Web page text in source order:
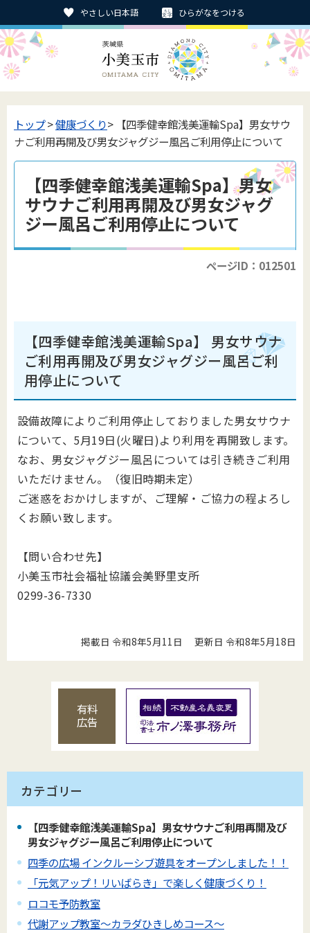
やさしい日本語 ひらがなをつける
トップ>健康づくり> 【四季健幸館浅美運輸Spa】男女サウ
ナご利用再開及び男女ジャグジー風呂ご利用停止について
【四季健幸館浅美運輸Spa】男女
サウナご利用再開及び男女ジャグ
ジー風呂ご利用停止について
ページID：012501
【四季健幸館浅美運輸Spa】 男女サウナ
ご利用再開及び男女ジャグジー風呂ご利
用停止について
設備故障によりご利用停止しておりました男女サウナ
について、5月19日(火曜日)より利用を再開致します。
なお、男女ジャグジー風呂については引き続きご利用
いただけません。（復旧時期未定）
ご迷惑をおかけしますが、ご理解・ご協力の程よろし
くお願い致します。
【問い合わせ先】
小美玉市社会福祉協議会美野里支所
0299-36-7330
掲載日 令和8年5月11日 更新日 令和8年5月18日
有料
広告
カテゴリー
【四季健幸館浅美運輸Spa】男女サウナご利用再開及び
男女ジャグジー風呂ご利用停止について
四季の広場 インクルーシブ遊具をオープンしました！！
「元気アップ！リいばらき」で楽しく健康づくり！
ロコモ予防教室
代謝アップ教室～カラダひきしめコース～